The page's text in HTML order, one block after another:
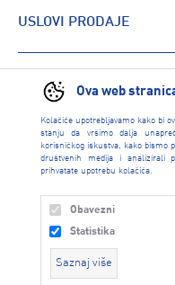
Ova web
Kolačiće upotrebljavamo kako bi
stanju da vršimo dalja
korisničkog iskustva, kako bismo
društvenih medija i analizirali
prihvatate upotrebu kolačića.
Obavezni
Statistika
Saznaj više
USLOVI PRODAJE
PRONAĐI RADNJU
INTERSPORT